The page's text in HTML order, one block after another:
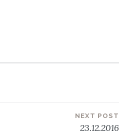
NEXT POST
23.12.2016